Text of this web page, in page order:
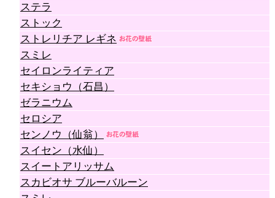
ステラ
ストック
ストレリチア レギネ
スミレ
セイロンライティア
セキショウ（石昌）
ゼラニウム
セロシア
センノウ（仙翁）
スイセン（水仙）
スイートアリッサム
スカビオサ ブルーバルーン